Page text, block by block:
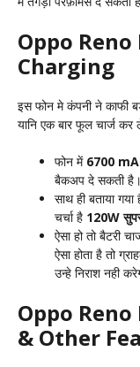
Oppo
Charging
इस फोन मे कंपनी ने काफी
यानि एक बार फूल चार्ज
फोन में 6700
बैकअप दे सकती है।
साथ ही बताया
चर्चा है 120W
ऐसा हो तो बैटरी
ऐसा होता है तो
उन्हे निराश नही
Oppo
& Other